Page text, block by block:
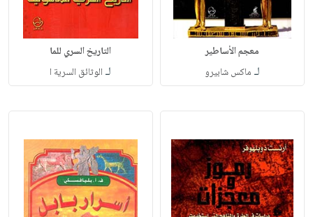
معجم الأساطير
لـ ماكس شابيرو
التاريخ السري للما
لـ الوثائق السرية ا